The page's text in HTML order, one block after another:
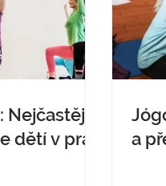
dětí v praxi
a